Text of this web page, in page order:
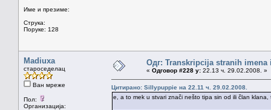
Име и презиме:
Струка:
Поруке: 128
Madiuxa
староседелац
Ван мреже
Пол:
Организација:
Одг: Transkripcija stranih imena
« Одговор #228 у: 22.13 ч. 29.02.2008. »
Цитирано: Sillypuppie на 22.11 ч. 29.02.2008.
e, a to mek u stvari znači nešto tipa sin od ili član klana,